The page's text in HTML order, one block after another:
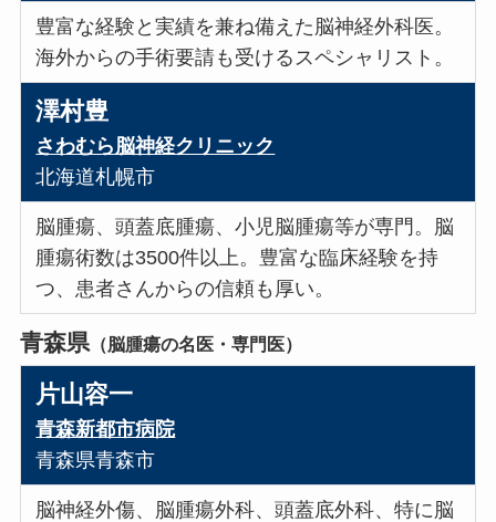
豊富な経験と実績を兼ね備えた脳神経外科医。
海外からの手術要請も受けるスペシャリスト。
澤村豊
さわむら脳神経クリニック
北海道札幌市
脳腫瘍、頭蓋底腫瘍、小児脳腫瘍等が専門。脳
腫瘍術数は3500件以上。豊富な臨床経験を持
つ、患者さんからの信頼も厚い。
青森県（脳腫瘍の名医・専門医）
片山容一
青森新都市病院
青森県青森市
脳神経外傷、脳腫瘍外科、頭蓋底外科、特に脳